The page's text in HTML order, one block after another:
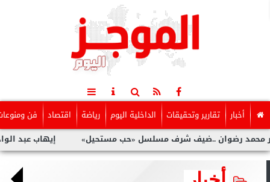
أخبار تقارير وتحقيقات الداخلية اليوم رياضة اقتصاد فن
إيهاب عبد الواحد ..ضيف شرف مسلسل «حب مستحيل»